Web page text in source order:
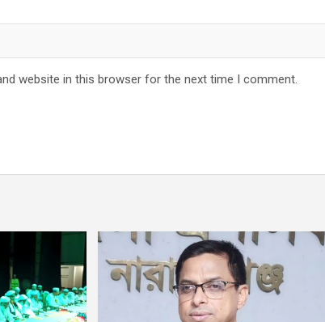
website in this browser for the next time I comment.